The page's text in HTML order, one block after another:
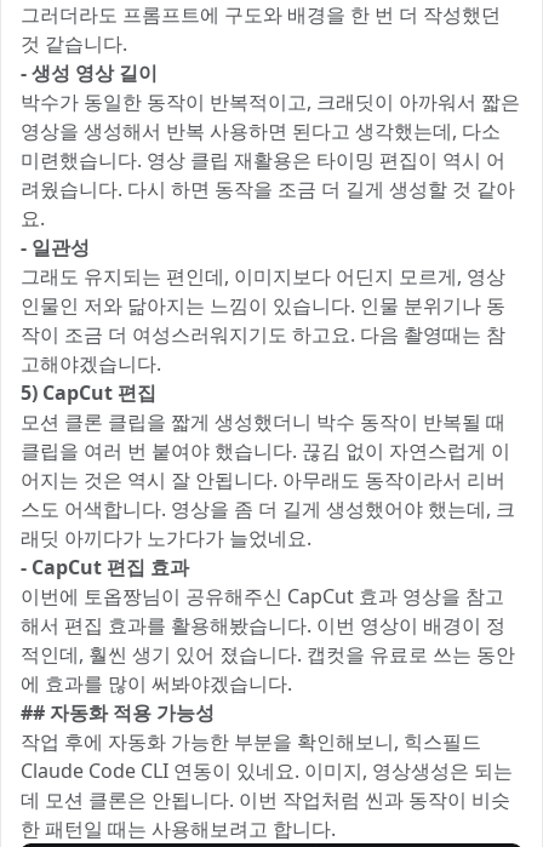
그러더라도 프롬프트에 구도와 배경을 한 번 더 작성했던
것 같습니다.
- 생성 영상 길이
박수가 동일한 동작이 반복적이고, 크래딧이 아까워서 짧은
영상을 생성해서 반복 사용하면 된다고 생각했는데, 다소
미련했습니다. 영상 클립 재활용은 타이밍 편집이 역시 어
려웠습니다. 다시 하면 동작을 조금 더 길게 생성할 것 같아
요.
- 일관성
그래도 유지되는 편인데, 이미지보다 어딘지 모르게, 영상
인물인 저와 닮아지는 느낌이 있습니다. 인물 분위기나 동
작이 조금 더 여성스러워지기도 하고요. 다음 촬영때는 참
고해야겠습니다.
5) CapCut 편집
모션 클론 클립을 짧게 생성했더니 박수 동작이 반복될 때
클립을 여러 번 붙여야 했습니다. 끊김 없이 자연스럽게 이
어지는 것은 역시 잘 안됩니다. 아무래도 동작이라서 리버
스도 어색합니다. 영상을 좀 더 길게 생성했어야 했는데, 크
래딧 아끼다가 노가다가 늘었네요.
- CapCut 편집 효과
이번에 토옵짱님이 공유해주신 CapCut 효과 영상을 참고
해서 편집 효과를 활용해봤습니다. 이번 영상이 배경이 정
적인데, 훨씬 생기 있어 졌습니다. 캡컷을 유료로 쓰는 동안
에 효과를 많이 써봐야겠습니다.
## 자동화 적용 가능성
작업 후에 자동화 가능한 부분을 확인해보니, 힉스필드
Claude Code CLI 연동이 있네요. 이미지, 영상생성은 되는
데 모션 클론은 안됩니다. 이번 작업처럼 씬과 동작이 비슷
한 패턴일 때는 사용해보려고 합니다.